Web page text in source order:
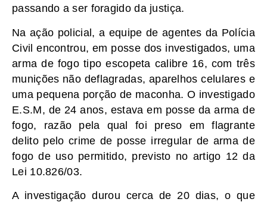
passando a ser foragido da justiça.
Na ação policial, a equipe de agentes da Polícia
Civil encontrou, em posse dos investigados, uma
arma de fogo tipo escopeta calibre 16, com três
munições não deflagradas, aparelhos celulares e
uma pequena porção de maconha. O investigado
E.S.M, de 24 anos, estava em posse da arma de
fogo, razão pela qual foi preso em flagrante
delito pelo crime de posse irregular de arma de
fogo de uso permitido, previsto no artigo 12 da
Lei 10.826/03.
A investigação durou cerca de 20 dias, o que